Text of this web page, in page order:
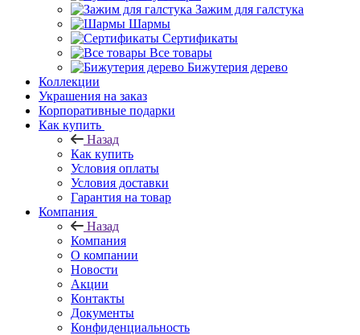
Зажим для галстука
Шармы
Сертификаты
Все товары
Бижутерия дерево
Коллекции
Украшения на заказ
Корпоративные подарки
Как купить
Назад
Как купить
Условия оплаты
Условия доставки
Гарантия на товар
Компания
Назад
Компания
О компании
Новости
Акции
Контакты
Документы
Конфиденциальность